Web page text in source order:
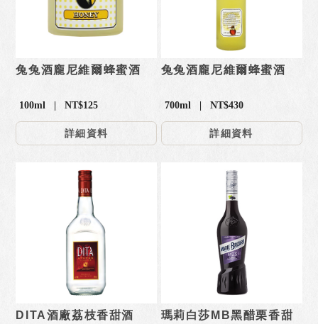
兔兔酒龐尼維爾蜂蜜酒
100ml | NT$125
詳細資料
兔兔酒龐尼維爾蜂蜜酒
700ml | NT$430
詳細資料
DITA酒廠荔枝香甜酒
瑪莉白莎MB黑醋栗香甜